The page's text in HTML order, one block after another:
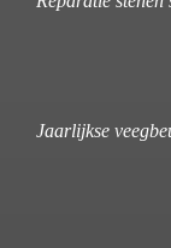
Jaarlijkse